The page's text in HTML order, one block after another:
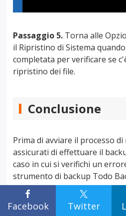

Facebook

Twitter
Passaggio 5. Torna alle
il Ripristino di Sistema
completata per verificare se
ripristino dei file.
Conclusione
Prima di avviare il processo
assicurati di effettuare il
caso in cui si verifichi un
strumento di backup Todo
soluzioni fornite nell'articolo;
la successiva. Ciò dovrebbe
ripristino del sistema molto